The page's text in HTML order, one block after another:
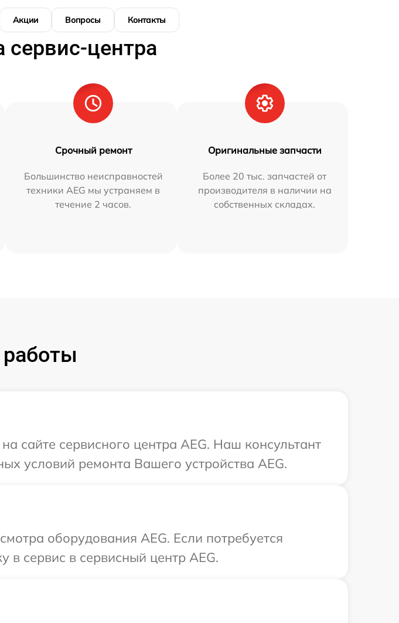
Акции Вопросы Контакты
центра
Срочный ремонт
Большинство неисправностей
техники AEG мы устраняем в
течение 2 часов.
Оригинальные запчасти
Более 20 тыс. запчастей от
производителя в наличии на
собственных складах.
сайте сервисного центра AEG. Наш консультант
условий ремонта Вашего устройства AEG.
оборудования AEG. Если потребуется
в сервис в сервисный центр AEG.